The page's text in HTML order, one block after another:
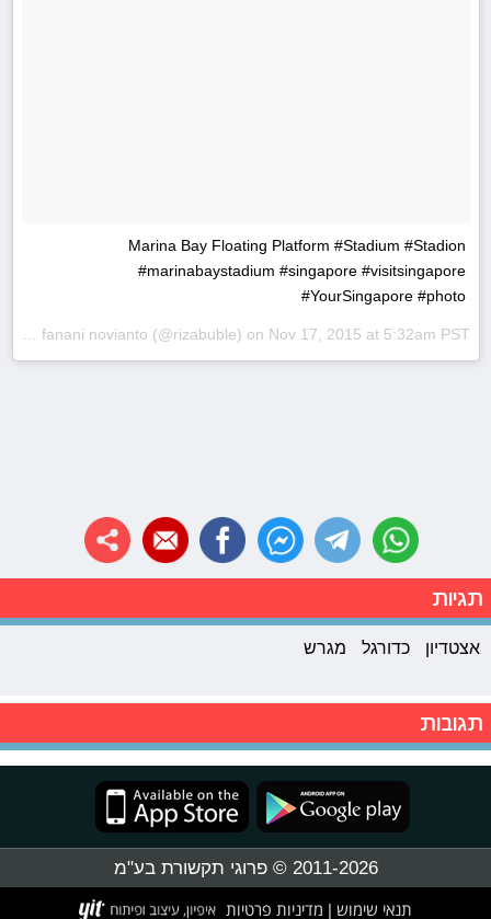
Marina Bay Floating Platform #Stadium #Stadion
#marinabaystadium #singapore #visitsingapore
#YourSingapore #photo
riza fanani novianto (@rizabuble) on Nov 17, 2015 at 5:32am PST
תגיות
אצטדיון כדורגל מגרש
תגובות
2011-2026 © פרוגי תקשורת בע"מ
תנאי שימוש מדיניות פרטיות